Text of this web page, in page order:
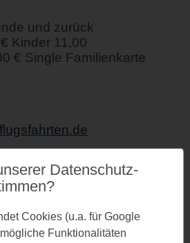
und zurück
Kinder 11,00
€ Single Familienkarte
Datenschutz­
Cookies (u.a. für Google
Funktionalitäten